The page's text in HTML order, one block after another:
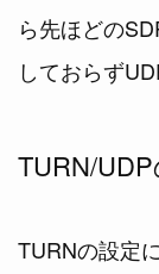
ら先ほどの
しておらず
TURN/
TURNの設定